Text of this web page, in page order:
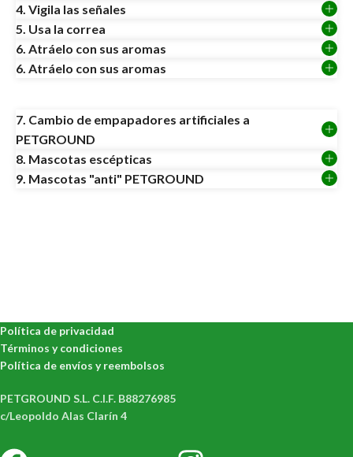
4. Vigila las señales
5. Usa la correa
6. Atráelo con sus aromas
6. Atráelo con sus aromas
7. Cambio de empapadores artificiales a
PETGROUND
8. Mascotas escépticas
9. Mascotas "anti" PETGROUND
Política de privacidad
Términos y condiciones
Política de envíos y reembolsos
PETGROUND S.L. C.I.F. B88276985
c/Leopoldo Alas Clarín 4